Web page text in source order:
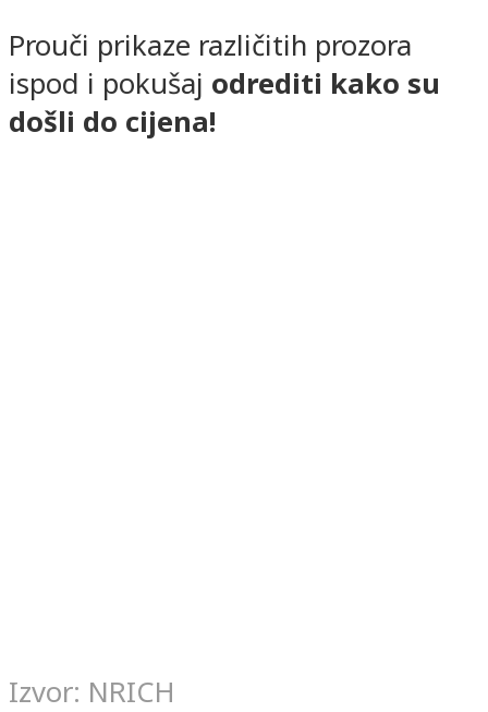
Prouči prikaze različitih prozora
ispod i pokušaj odrediti kako su
došli do cijena!
Izvor: NRICH